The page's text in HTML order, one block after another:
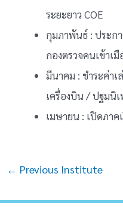
ระยะยาว COE
กุมภาพันธ์ : ประก
กองตรวจคนเข้าเมื
มีนาคม : ชำระค่า
เครื่องบิน / ปฐมนิ
เมษายน : เปิดภาค
Post
← Previous Institute